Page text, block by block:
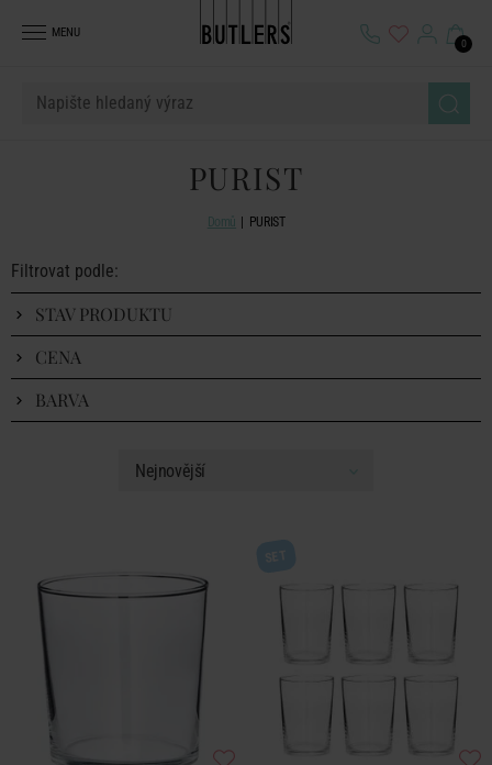
MENU
0
PURIST
Domů PURIST
Filtrovat podle:
STAV PRODUKTU
CENA
BARVA